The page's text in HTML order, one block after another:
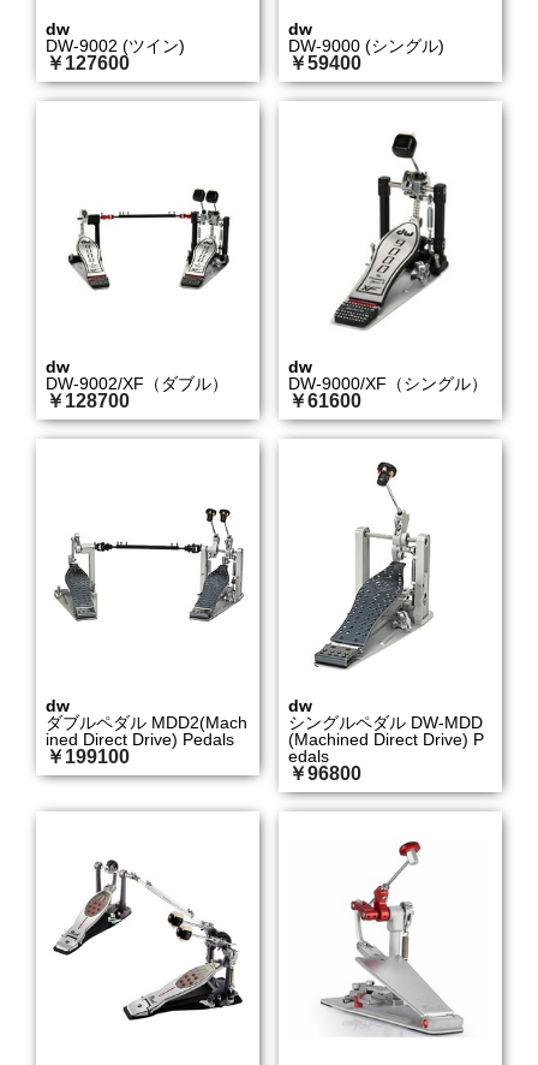
dw
DW-9002 (ツイン)
￥127600
dw
DW-9000 (シングル)
￥59400
dw
DW-9002/XF（ダブル）
￥128700
dw
DW-9000/XF（シングル）
￥61600
dw
ダブルペダル MDD2(Mach
ined Direct Drive) Pedals
￥199100
dw
シングルペダル DW-MDD
(Machined Direct Drive) P
edals
￥96800